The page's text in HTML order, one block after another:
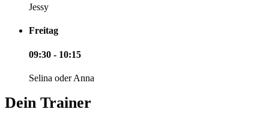
Jessy
Freitag
09:30 - 10:15
Selina oder Anna
Dein Trainer